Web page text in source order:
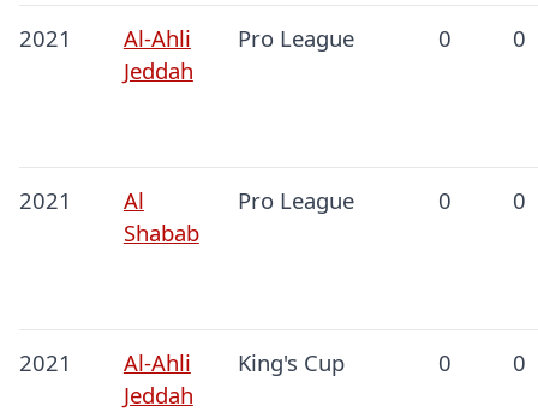
2021
Al-Ahli
Jeddah
Pro League 0 0
2021
Al
Shabab
Pro League 0 0
2021
Al-Ahli
Jeddah
King's Cup 0 0